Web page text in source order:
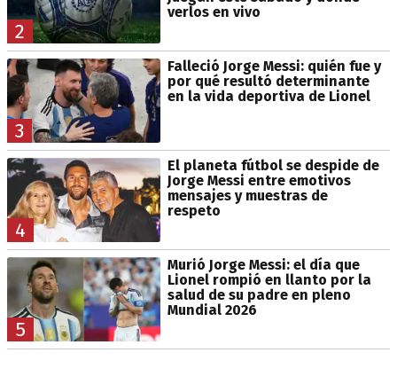
2
verlos en vivo
3
Falleció Jorge Messi: quién fue y
por qué resultó determinante
en la vida deportiva de Lionel
4
El planeta fútbol se despide de
Jorge Messi entre emotivos
mensajes y muestras de
respeto
5
Murió Jorge Messi: el día que
Lionel rompió en llanto por la
salud de su padre en pleno
Mundial 2026